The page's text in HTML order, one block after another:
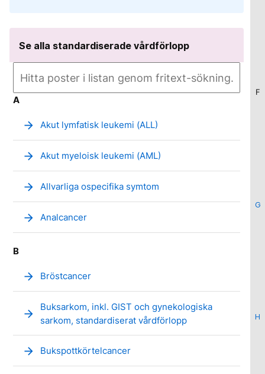
Se alla standardiserade vårdförlopp
F
G
H
A
arrow_forward Akut lymfatisk leukemi (ALL)
arrow_forward Akut myeloisk leukemi (AML)
arrow_forward Allvarliga ospecifika symtom
arrow_forward Analcancer
B
arrow_forward Bröstcancer
arrow_forward
Buksarkom, inkl. GIST och gynekologiska
sarkom, standardiserat vårdförlopp
arrow_forward Bukspottkörtelcancer